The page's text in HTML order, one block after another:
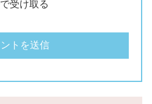
受け取る